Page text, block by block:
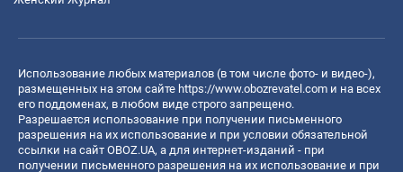
Использование любых материалов (в том числе фото- и видео-),
размещенных на этом сайте https://www.obozrevatel.com и на всех
его поддоменах, в любом виде строго запрещено.
Разрешается использование при получении письменного
разрешения на их использование и при условии обязательной
ссылки на сайт OBOZ.UA, а для интернет-изданий - при
получении письменного разрешения на их использование и при